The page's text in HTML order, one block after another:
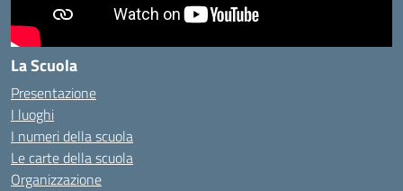
La Scuola
Presentazione
I luoghi
I numeri della scuola
Le carte della scuola
Organizzazione